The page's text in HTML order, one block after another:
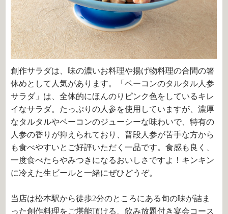
創作サラダは、味の濃いお料理や揚げ物料理の合間の箸
休めとして人気があります。「ベーコンのタルタル人参
サラダ」は、全体的にほんのりピンク色をしているキレ
イなサラダ。たっぷりの人参を使用していますが、濃厚
なタルタルやベーコンのジューシーな味わいで、特有の
人参の香りが抑えられており、普段人参が苦手な方から
も食べやすいとご好評いただく一品です。食感も良く、
一度食べたらやみつきになるおいしさですよ！キンキン
に冷えた生ビールと一緒にぜひどうぞ。
当店は松本駅から徒歩2分のところにある旬の味が詰ま
った創作料理をご堪能頂ける、飲み放題付き宴会コース